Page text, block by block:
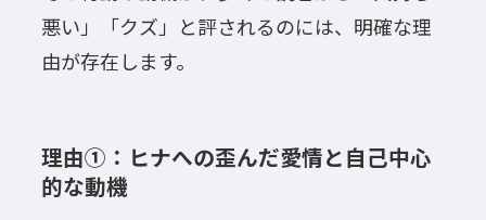
悪い」「クズ」と評されるのには、明確な理
由が存在します。
理由①：ヒナへの歪んだ愛情と自己中心
的な動機